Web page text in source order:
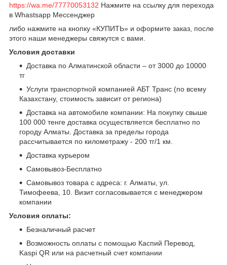
https://wa.me/77770053132 Нажмите на ссылку для перехода
в Whastsapp Мессенджер
либо нажмите на кнопку «КУПИТЬ» и оформите заказ, после
этого наши менеджеры свяжутся с вами.
Условия доставки
Доставка по Алматинской области – от 3000 до 10000
тг
Услуги транспортной компанией АБТ Транс (по всему
Казахстану, стоимость зависит от региона)
Доставка на автомобиле компании: На покупку свыше
100 000 тенге доставка осуществляется бесплатно по
городу Алматы. Доставка за пределы города
рассчитывается по километражу - 200 тг/1 км.
Доставка курьером
Самовывоз-Бесплатно
Самовывоз товара с адреса: г. Алматы, ул.
Тимофеева, 10. Визит согласовывается с менеджером
компании
Условия оплаты:
Безналичный расчет
Возможность оплаты с помощью Каспий Перевод,
Kaspi QR или на расчетный счет компании